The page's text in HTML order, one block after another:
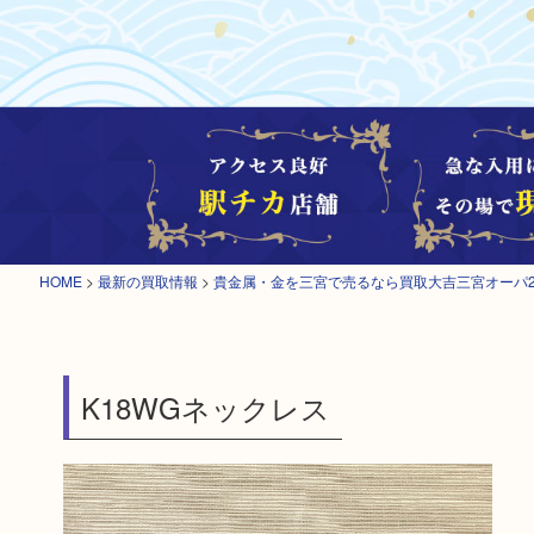
HOME > 最新の買取情報 > 貴金属・金を三宮で売るなら買取大吉三宮オーパ
K18WGネックレス